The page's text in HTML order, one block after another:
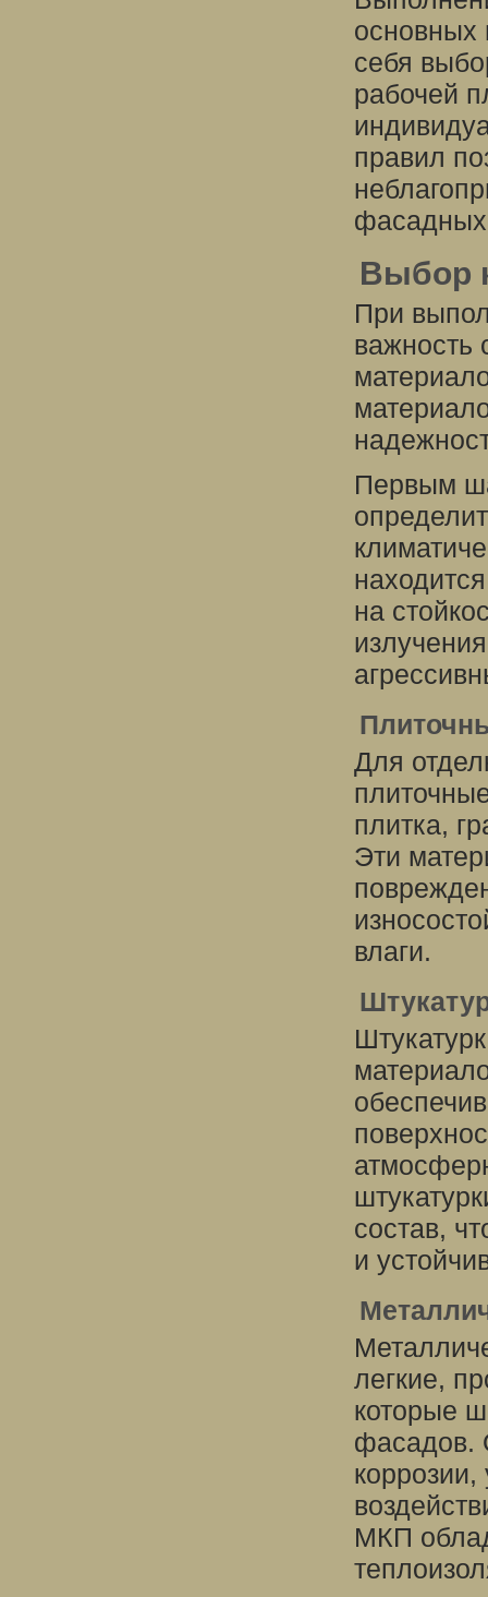
основных
себя
рабочей
правил
фасадных
Выбор
При
важность
Первым
на
Для
плитка,
Эти
влаги.
состав,
и
легкие,
которые
фасадов.
МКП